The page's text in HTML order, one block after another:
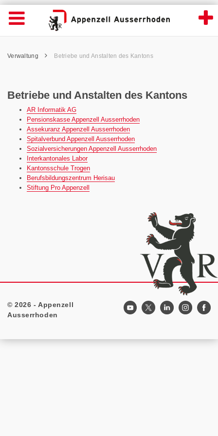
Betriebe und Anstalten des Kantons -
Wichtige
Seiten
Home
Inhalt
Navigation öffnen
Inhalt
Pfadnavigation
Verwaltung Betriebe und Anstalten des Kantons
Betriebe und Anstalten des Kantons
AR Informatik AG
Pensionskasse Appenzell Ausserrhoden
Assekuranz Appenzell Ausserrhoden
Spitalverbund Appenzell Ausserrhoden
Sozialversicherungen Appenzell Ausserrhoden
Interkantonales Labor
Kantonsschule Trogen
Berufsbildungszentrum Herisau
Stiftung Pro Appenzell
Footer
© 2026 - Appenzell
Ausserrhoden